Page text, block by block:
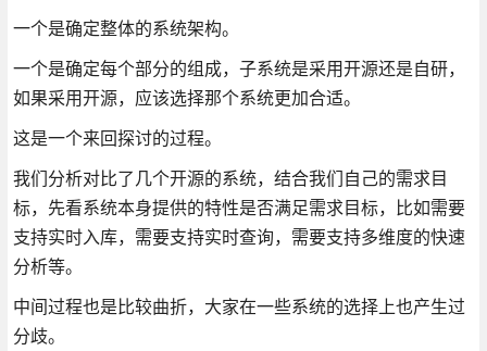
一个是确定整体的系统架构。
一个是确定每个部分的组成，子系统是采用开源还是自研，
如果采用开源，应该选择那个系统更加合适。
这是一个来回探讨的过程。
我们分析对比了几个开源的系统，结合我们自己的需求目
标，先看系统本身提供的特性是否满足需求目标，比如需要
支持实时入库，需要支持实时查询，需要支持多维度的快速
分析等。
中间过程也是比较曲折，大家在一些系统的选择上也产生过
分歧。